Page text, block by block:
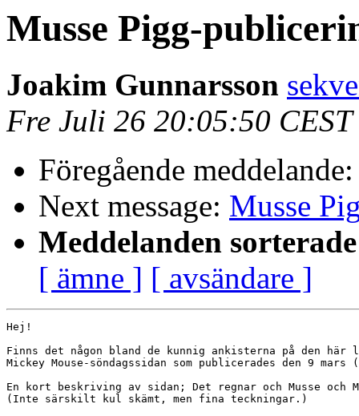
Musse Pigg-
Joakim Gunnarsson
Fre Juli 26 20:05:50 CEST
Föregående
Next message: Musse
Meddelanden
[ ämne ] [ avsändare ]
Hej!
Finns det någon bland de kunnig ankisterna på den här
Mickey Mouse-söndagssidan som publicerades den 9
En kort beskriving av sidan; Det regnar och Musse
(Inte särskilt kul skämt, men fina teckningar.)